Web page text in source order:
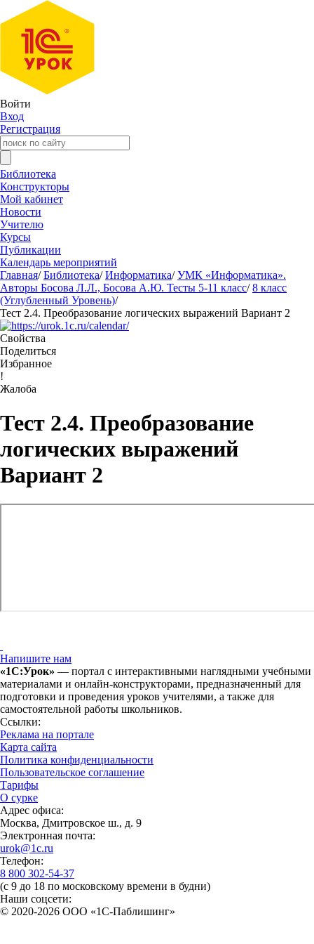
Войти
Вход
Регистрация
Библиотека
Конструкторы
Мой кабинет
Новости
Учителю
Курсы
Публикации
Календарь мероприятий
Главная/ Библиотека/ Информатика/ УМК «Информатика».
Авторы Босова Л.Л., Босова А.Ю. Тесты 5-11 класс/ 8 класс
(Углубленный Уровень)/
Тест 2.4. Преобразование логических выражений Вариант 2
Свойства
Поделиться
Избранное
!
Жалоба
Тест 2.4. Преобразование
логических выражений
Вариант 2
Напишите нам
«1С:Урок» — портал с интерактивными наглядными учебными
материалами и онлайн-конструкторами, предназначенный для
подготовки и проведения уроков учителями, а также для
самостоятельной работы школьников.
Ссылки:
Реклама на портале
Карта сайта
Политика конфиденциальности
Пользовательское соглашение
Тарифы
О сурке
Адрес офиса:
Москва, Дмитровское ш., д. 9
Электронная почта:
urok@1c.ru
Телефон:
8 800 302-54-37
(с 9 до 18 по московскому времени в будни)
Наши соцсети:
© 2020-2026 OOO «1С-Паблишинг»